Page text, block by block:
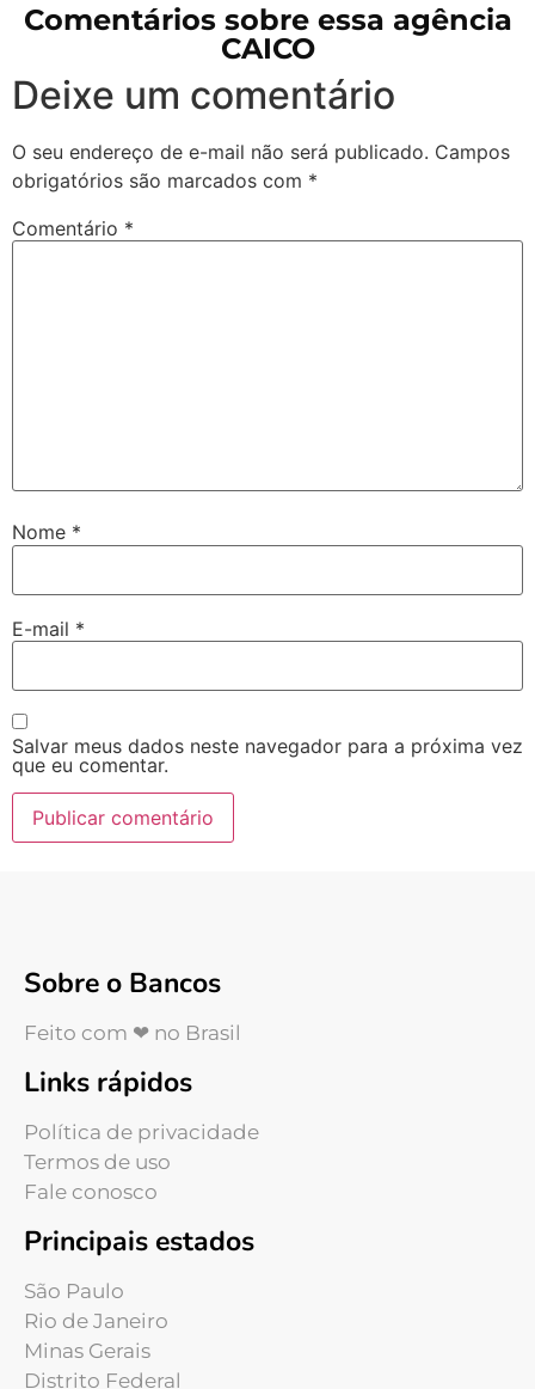
Comentários sobre essa agência
CAICO
Deixe um comentário
O seu endereço de e-mail não será publicado. Campos
obrigatórios são marcados com *
Comentário *
Nome *
E-mail *
Salvar meus dados neste navegador para a próxima vez
que eu comentar.
Sobre o Bancos
Feito com ❤ no Brasil
Links rápidos
Política de privacidade
Termos de uso
Fale conosco
Principais estados
São Paulo
Rio de Janeiro
Minas Gerais
Distrito Federal